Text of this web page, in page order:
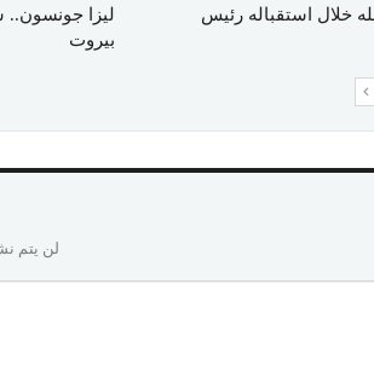
خلال استقباله رئيس
ليزا جونسون..
بيروت
لن يتم